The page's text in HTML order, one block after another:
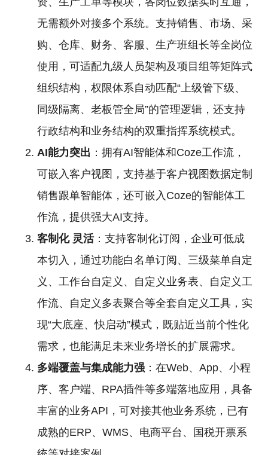
无需额外对接多个系统。支持销售、市场、采
购、仓库、财务、客服、生产班组长等全岗位
使用，可适配九级人员架构及项目组等矩阵式
组织结构，权限体系自动匹配“上级管下级、
同级隔离、老板管全局”的管理逻辑，还支持
行政结构和业务结构的双重指挥系统模式。
AI能力突出 ：拥有AI智能体和Coze工作流，
可嵌入客户视图，支持基于客户视图数据定制
销售跟单智能体，还可嵌入Coze的智能体工
作流，提供强大AI支持。
客制化 灵活：支持客制化订阅，企业可低成
本切入，通过功能白名单订阅、三级菜单自定
义、工作台自定义、自定义业务表、自定义工
作流、自定义多表聚合等全套自定义工具，实
现“大底座、快启动”模式，既贴近当前个性化
需求，也能满足未来业务增长的扩展需求。
多端覆盖与集成能力强 ：在Web、App、小程
序、客户端、RPA插件等多端落地应用，具备
丰富的业务API，可对接其他业务系统，已有
成熟的ERP、WMS、电商平台、国税开票系